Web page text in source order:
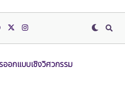
ออกแบบเชิงวิศวกรรม